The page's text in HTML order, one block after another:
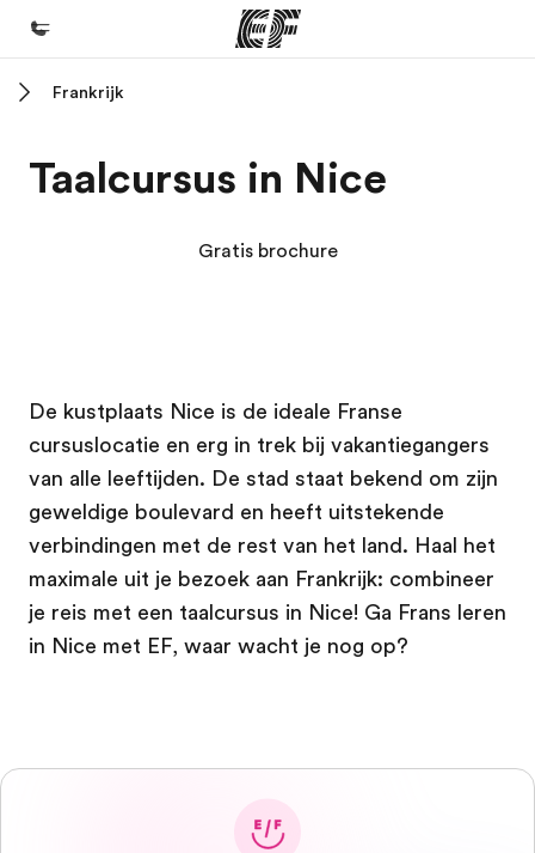
Programma's
Wie wij zijn
Careers
Kom bij ons team
Frankrijk
Taalcursus in Nice
Gratis brochure
De kustplaats Nice is de ideale Franse
cursuslocatie en erg in trek bij vakantiegangers
van alle leeftijden. De stad staat bekend om zijn
geweldige boulevard en heeft uitstekende
verbindingen met de rest van het land. Haal het
maximale uit je bezoek aan Frankrijk: combineer
je reis met een taalcursus in Nice! Ga Frans leren
in Nice met EF, waar wacht je nog op?